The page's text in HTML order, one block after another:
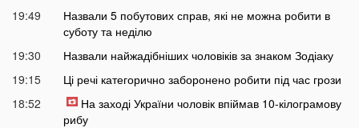
19:49
Назвали 5 побутових справ, які не можна робити в
суботу та неділю
19:30
Назвали найжадібніших чоловіків за знаком Зодіаку
19:15
Ці речі категорично заборонено робити під час грози
18:52
На заході України чоловік впіймав 10-кілограмову
рибу